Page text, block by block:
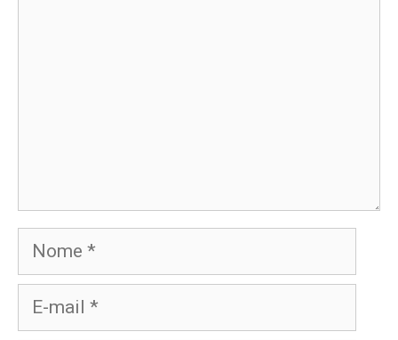
Nome